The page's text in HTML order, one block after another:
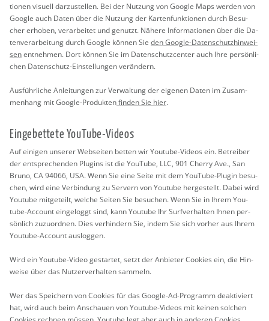
tio­nen vi­su­ell dar­zu­stel­len. Bei der Nut­zung von Goog­le Maps wer­den von
Goog­le auch Daten über die Nut­zung der Kar­ten­funk­tio­nen durch Be­su­
cher er­ho­ben, ver­ar­bei­tet und ge­nutzt. Nä­he­re In­for­ma­tio­nen über die Da­
ten­ver­ar­bei­tung durch Goog­le kön­nen Sie den Goog­le-Da­ten­schutz­hin­wei­
senent­neh­men. Dort kön­nen Sie im Da­ten­schutz­cen­ter auch Ihre per­sön­li­
chen Da­ten­schutz-Ein­stel­lun­gen ver­än­dern.
Aus­führ­li­che An­lei­tun­gen zur Ver­wal­tung der ei­ge­nen Daten im Zu­sam­
men­hang mit Goog­le-Pro­duk­tenfin­den Sie hier.
Ein­ge­bet­te­te You­Tube-Vi­de­os
Auf ei­ni­gen un­se­rer Web­sei­ten bet­ten wir You­tube-Vi­de­os ein. Be­trei­ber
der ent­spre­chen­den Plugins ist die You­Tube, LLC, 901 Cher­ry Ave., San
Bruno, CA 94066, USA. Wenn Sie eine Seite mit dem You­Tube-Plu­gin be­su­
chen, wird eine Ver­bin­dung zu Ser­vern von You­tube her­ge­stellt. Dabei wird
You­tube mit­ge­teilt, wel­che Sei­ten Sie be­su­chen. Wenn Sie in Ihrem You­
tube-Ac­count ein­ge­loggt sind, kann You­tube Ihr Surf­ver­hal­ten Ihnen per­
sön­lich zu­zu­ord­nen. Dies ver­hin­dern Sie, indem Sie sich vor­her aus Ihrem
You­tube-Ac­count aus­log­gen.
Wird ein You­tube-Video ge­star­tet, setzt der An­bie­ter Coo­kies ein, die Hin­
wei­se über das Nut­zer­ver­hal­ten sam­meln.
Wer das Spei­chern von Coo­kies für das Goog­le-Ad-Pro­gramm de­ak­ti­viert
hat, wird auch beim An­schau­en von You­tube-Vi­de­os mit kei­nen sol­chen